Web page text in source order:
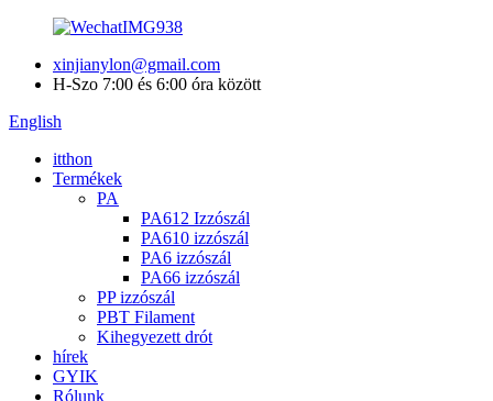
xinjianylon@gmail.com
H-Szo 7:00 és 6:00 óra között
English
itthon
Termékek
PA
PA612 Izzószál
PA610 izzószál
PA6 izzószál
PA66 izzószál
PP izzószál
PBT Filament
Kihegyezett drót
hírek
GYIK
Rólunk